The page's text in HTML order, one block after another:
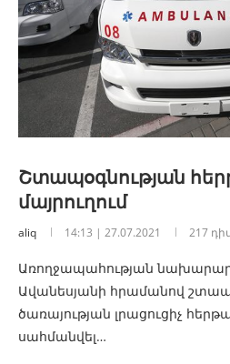
Շտապօգնության
մայրուղում
aliq 14:13 | 27.07.2021 217
Առողջապահության
Ավանեսյանի հրամանով
ծառայության լրացուցիչ
սահմանվել…